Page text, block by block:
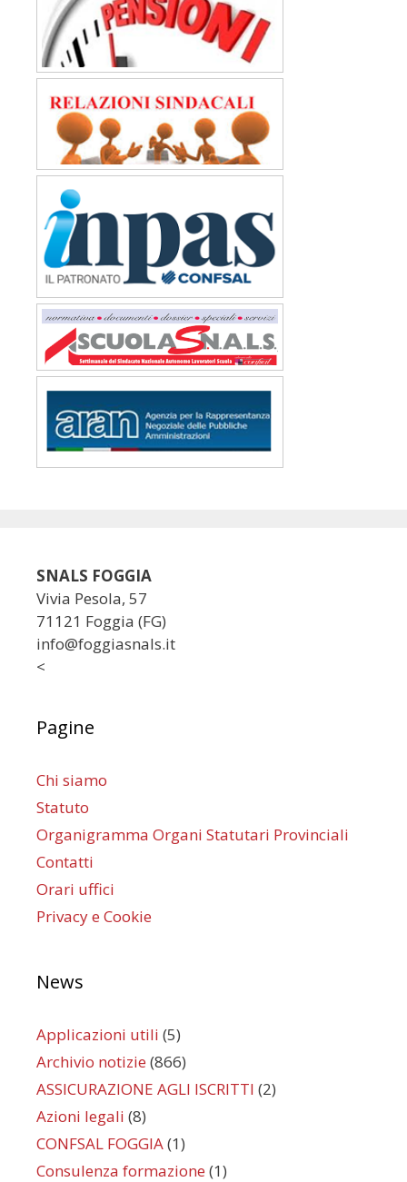
SNALS FOGGIA
Vivia Pesola, 57
71121 Foggia (FG)
info@foggiasnals.it
<
Pagine
Chi siamo
Statuto
Organigramma Organi Statutari Provinciali
Contatti
Orari uffici
Privacy e Cookie
News
Applicazioni utili (5)
Archivio notizie (866)
ASSICURAZIONE AGLI ISCRITTI (2)
Azioni legali (8)
CONFSAL FOGGIA(1)
Consulenza formazione (1)